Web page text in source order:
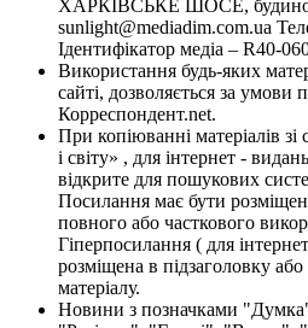
ХАРКІВСЬКЕ ШОСЕ, будинок
sunlight@mediadim.com.ua
Ідентифікатор медіа – R40-
Використання будь-яких
сайті, дозволяється за умови
Корреспондент.net.
При копіюванні матеріалів
і світу» , для інтернет -
відкрите для пошукових
Посилання має бути
повного або часткового
Гіперпосилання ( для
розміщена в підзаголовку
матеріалу.
Новини з позначками